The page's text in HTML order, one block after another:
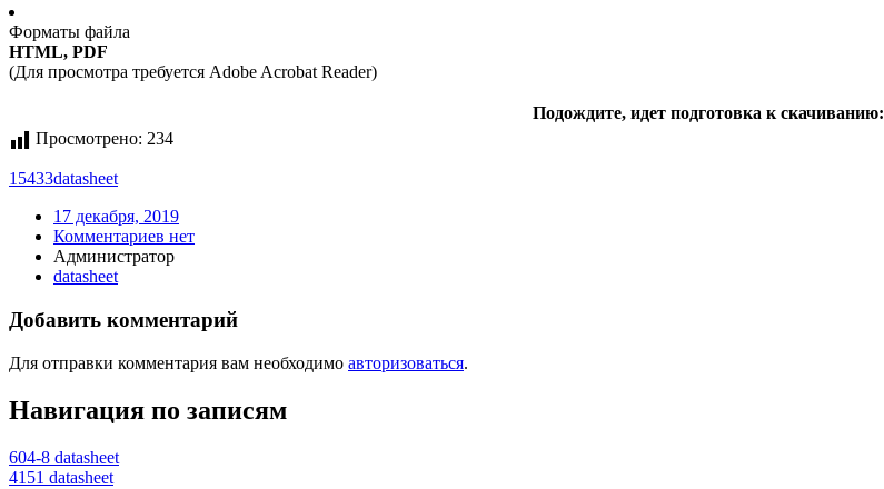
Форматы файла
HTML, PDF
(Для просмотра требуется Adobe Acrobat Reader)
Подождите, идет подготовка к скачиванию:
Просмотрено: 234
15433datasheet
17 декабря, 2019
Комментариев нет
Администратор
datasheet
Добавить комментарий
Для отправки комментария вам необходимо авторизоваться.
Навигация по записям
604-8 datasheet
4151 datasheet